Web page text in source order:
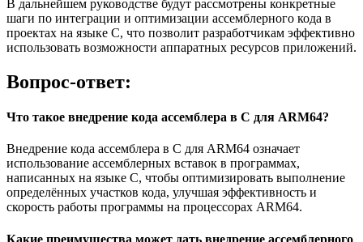
В дальнейшем руководстве будут рассмотрены конкретные
шаги по интеграции и оптимизации ассемблерного кода в
проектах на языке C, что позволит разработчикам эффективно
использовать возможности аппаратных ресурсов приложений.
Вопрос-ответ:
Что такое внедрение кода ассемблера в С для ARM64?
Внедрение кода ассемблера в С для ARM64 означает
использование ассемблерных вставок в программах,
написанных на языке С, чтобы оптимизировать выполнение
определённых участков кода, улучшая эффективность и
скорость работы программы на процессорах ARM64.
Какие преимущества может дать внедрение ассемблерного